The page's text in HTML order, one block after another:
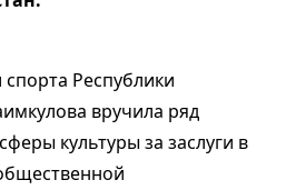
Республики
вручила ряд
культуры за заслуги в